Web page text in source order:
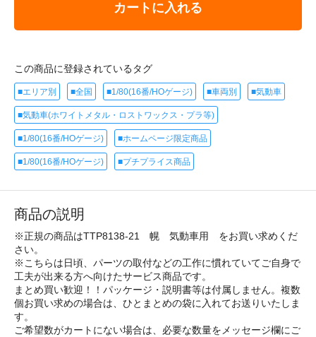
カートに入れる
この商品に登録されているタグ
■エリア別 ■全国 ■1/80(16番/HOゲージ) ■車両別 ■気動車
■気動車(ホワイトメタル・ロストワックス・プラ等)
■1/80(16番/HOゲージ) ■ホームページ限定商品
■1/80(16番/HOゲージ) ■プチプライス商品
商品の説明
※正規の商品はTTP8138-21 幌 気動車用 をお買い求めくだ
さい。
※こちらは日頃、パーツの取付などの工作に慣れていてご自身で
工夫が出来る方へ向けたサービス商品です。
まとめ買い歓迎！！パッケージ・説明書等は付属しません。複数
個お買い求めの場合は、ひとまとめの袋に入れてお送りいたしま
す。
ご希望数がカートにない場合は、必要な数量をメッセージ欄にご